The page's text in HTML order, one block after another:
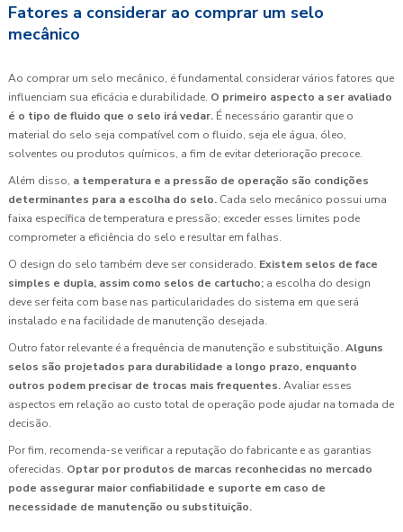
Fatores a considerar ao comprar um selo
mecânico
Ao comprar um selo mecânico, é fundamental considerar vários fatores que
influenciam sua eficácia e durabilidade. O primeiro aspecto a ser avaliado
é o tipo de fluido que o selo irá vedar. É necessário garantir que o
material do selo seja compatível com o fluido, seja ele água, óleo,
solventes ou produtos químicos, a fim de evitar deterioração precoce.
Além disso, a temperatura e a pressão de operação são condições
determinantes para a escolha do selo. Cada selo mecânico possui uma
faixa específica de temperatura e pressão; exceder esses limites pode
comprometer a eficiência do selo e resultar em falhas.
O design do selo também deve ser considerado. Existem selos de face
simples e dupla, assim como selos de cartucho; a escolha do design
deve ser feita com base nas particularidades do sistema em que será
instalado e na facilidade de manutenção desejada.
Outro fator relevante é a frequência de manutenção e substituição. Alguns
selos são projetados para durabilidade a longo prazo, enquanto
outros podem precisar de trocas mais frequentes.Avaliar esses
aspectos em relação ao custo total de operação pode ajudar na tomada de
decisão.
Por fim, recomenda-se verificar a reputação do fabricante e as garantias
oferecidas. Optar por produtos de marcas reconhecidas no mercado
pode assegurar maior confiabilidade e suporte em caso de
necessidade de manutenção ou substituição.